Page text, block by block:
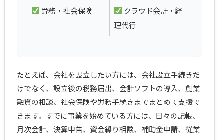
労務・社会保険
クラウド会計・経
理代行
たとえば、会社を設立したい方には、会社設立手続きだ
けでなく、設立後の税務届出、会計ソフトの導入、創業
融資の相談、社会保険や労務手続きまでまとめて支援で
きます。すでに事業を始めている方には、日々の記帳、
月次会計、決算申告、資金繰り相談、補助金申請、従業